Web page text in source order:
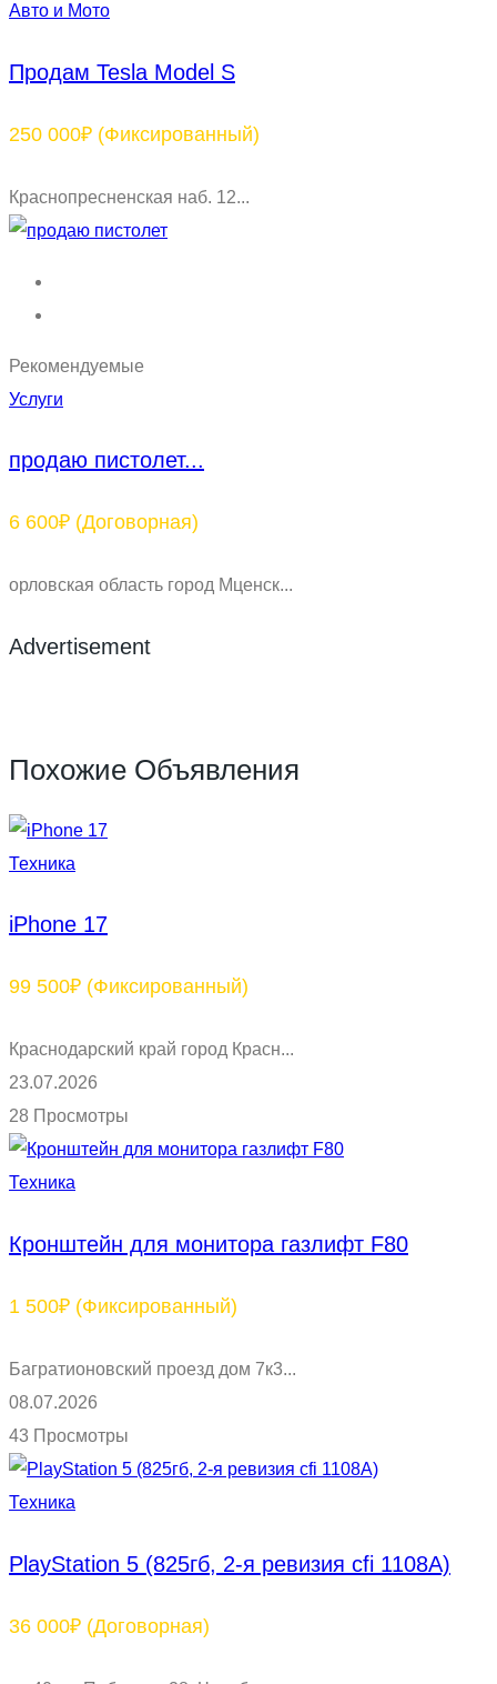
Авто и Мото
Продам Tesla Model S
250 000₽ (Фиксированный)
Краснопресненская наб. 12...
Рекомендуемые
Услуги
продаю пистолет...
6 600₽ (Договорная)
орловская область город Мценск...
Advertisement
Похожие Объявления
Техника
iPhone 17
99 500₽ (Фиксированный)
Краснодарский край город Красн...
23.07.2026
28 Просмотры
Техника
Кронштейн для монитора газлифт F80
1 500₽ (Фиксированный)
Багратионовский проезд дом 7к3...
08.07.2026
43 Просмотры
Техника
РlayStаtiоn 5 (825гб, 2-я ревизия сfi 1108A)
36 000₽ (Договорная)